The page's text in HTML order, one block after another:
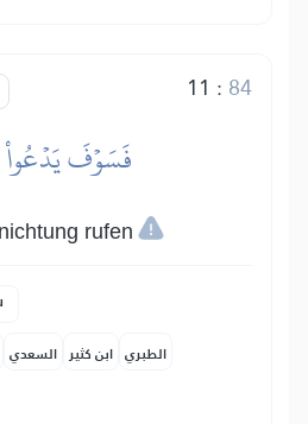
11 : 84
فَسَوۡفَ يَدۡعُواْ
rufen
السعدي ابن كثير الطبري